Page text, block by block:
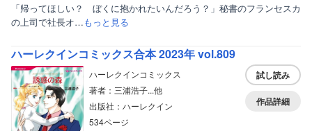
「帰ってほしい？ ぼくに抱かれたいんだろう？」秘書のフランセスカ
の上司で社長オ…もっと見る
ハーレクインコミックス合本 2023年 vol.809
ハーレクインコミックス
著者：三浦浩子...他
出版社：ハーレクイン
534ページ
試し読み
作品詳細